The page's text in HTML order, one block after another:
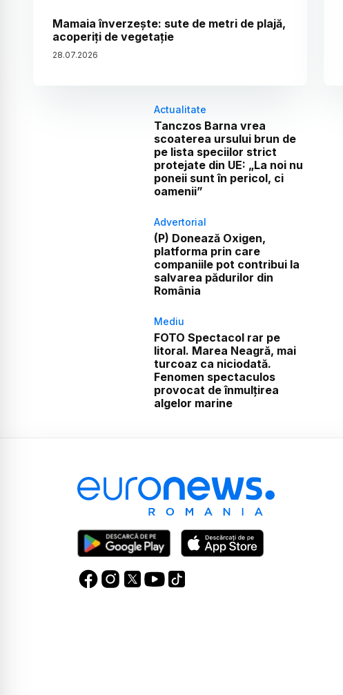
Mamaia înverzește: sute de metri de plajă,
acoperiți de vegetație
28.07.2026
Actualitate
Tanczos Barna vrea
scoaterea ursului brun de
pe lista speciilor strict
protejate din UE: „La noi nu
poneii sunt în pericol, ci
oamenii”
Advertorial
(P) Donează Oxigen,
platforma prin care
companiile pot contribui la
salvarea pădurilor din
România
Mediu
FOTO Spectacol rar pe
litoral. Marea Neagră, mai
turcoaz ca niciodată.
Fenomen spectaculos
provocat de înmulțirea
algelor marine